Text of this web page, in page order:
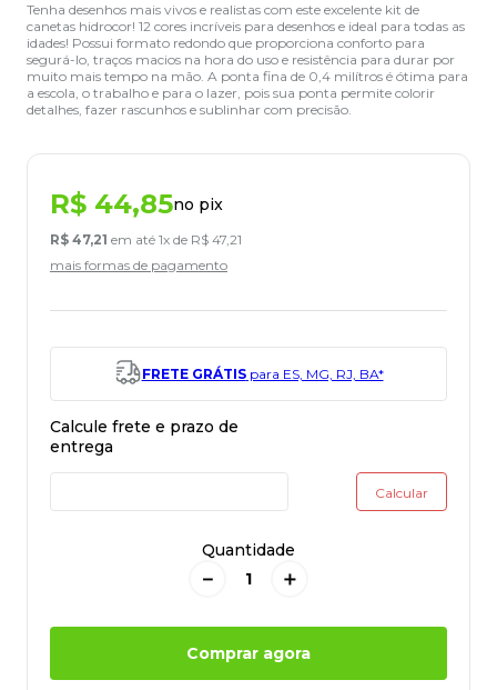
Tenha desenhos mais vivos e realistas com este excelente kit de
canetas hidrocor! 12 cores incríveis para desenhos e ideal para todas as
idades! Possui formato redondo que proporciona conforto para
segurá-lo, traços macios na hora do uso e resistência para durar por
muito mais tempo na mão. A ponta fina de 0,4 milítros é ótima para
a escola, o trabalho e para o lazer, pois sua ponta permite colorir
detalhes, fazer rascunhos e sublinhar com precisão.
R$ 44,85no pix
R$ 47,21 em até 1x de R$ 47,21
mais formas de pagamento
FRETE GRÁTISpara ES, MG, RJ, BA*
Quantidade
＋
－
Comprar agora